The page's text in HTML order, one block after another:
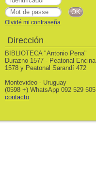
Olvidé mi contraseña
Dirección
BIBLIOTECA "Antonio Pena"
Durazno 1577 - Peatonal Encina
1578 y Peatonal Sarandí 472
Montevideo - Uruguay
(0598 +) WhatsApp 092 529 505
contacto